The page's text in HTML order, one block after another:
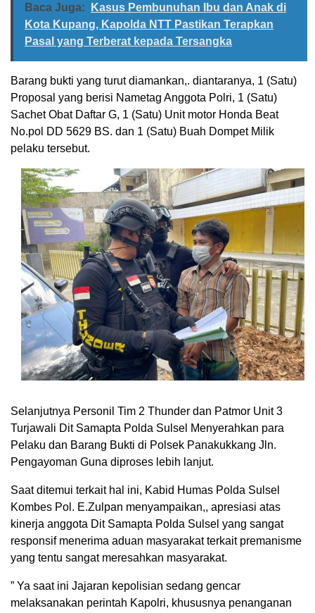
Baca Juga:
Kasus Pembunuhan Ibu dan Anak di
Kota Kupang, Kapolda NTT Pastikan Terapkan
Pasal yang Terberat kepada Tersangka
Barang bukti yang turut diamankan,. diantaranya, 1 (Satu)
Proposal yang berisi Nametag Anggota Polri, 1 (Satu)
Sachet Obat Daftar G, 1 (Satu) Unit motor Honda Beat
No.pol DD 5629 BS. dan 1 (Satu) Buah Dompet Milik
pelaku tersebut.
Selanjutnya Personil Tim 2 Thunder dan Patmor Unit 3
Turjawali Dit Samapta Polda Sulsel Menyerahkan para
Pelaku dan Barang Bukti di Polsek Panakukkang Jln.
Pengayoman Guna diproses lebih lanjut.
Saat ditemui terkait hal ini, Kabid Humas Polda Sulsel
Kombes Pol. E.Zulpan menyampaikan,, apresiasi atas
kinerja anggota Dit Samapta Polda Sulsel yang sangat
responsif menerima aduan masyarakat terkait premanisme
yang tentu sangat meresahkan masyarakat.
” Ya saat ini Jajaran kepolisian sedang gencar
melaksanakan perintah Kapolri, khususnya penanganan